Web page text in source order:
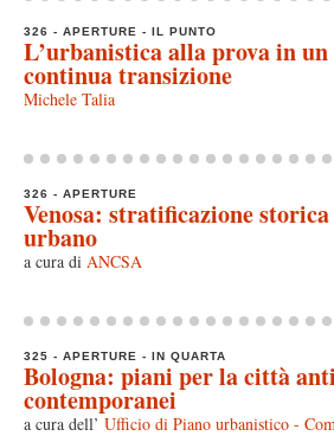
326 - APERTURE - IL PUNTO
L’urbanistica alla prova in
continua transizione
Michele Talia
326 - APERTURE
Venosa: stratificazione storica
urbano
a cura di ANCSA
325 - APERTURE - IN QUARTA
Bologna: piani per la città
contemporanei
a cura dell’ Ufficio di Piano urbanistico -